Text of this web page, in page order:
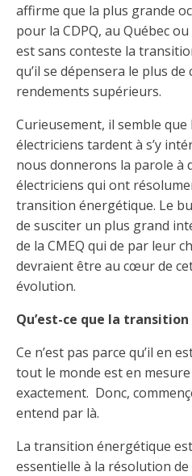
Taux horaires de
d’électricité en
Attention : Licence
Mention Mixité
Outils pratiques
Déposer une plainte
Outils contre les tactiques
Outils pour votre sécurité
Inspection des travaux
Lois et conseils
Travaux bénévoles
Inondations
Documents de référence
Identification des
d’électricité en
Tarifs et contre-tarifs
Outils pratiques
Outils et calculateurs
Petites annonces
Publications
Partenariats
Admission à la CMEQ
Ressources informationnelles
Formulaires, guides et
informatifs
Foire aux questions sur la
professionnelle
Service Démarrer une
Ce
lien
dans
nouvelle
fenêtre
Rapports et documentation
Rapports annuels de la
Lois et règlements
Logo et normes graphiques
Annonces et publications
Annonceurs (trousse
Actualités
Événements
Abonnement – E2Q,
Perfectionnement de la
Mars, mois de la formation
Logos formation continue
Formations continue obligatoire
Obligation de formation
Suivre et déclarer ses
Vidéos sur la formation
Foire aux questions
répondants
Dispensateurs de formations
Dispensateurs de
Demande de validation
affirme que la plus grande
pour la CDPQ, au Québec
est sans conteste la
qu’il se dépensera le plus de
rendements supérieurs.
Curieusement, il semble
électriciens tardent à s’y
nous donnerons la parole à
électriciens qui ont
transition énergétique. Le
de susciter un plus grand
de la CMEQ qui de par leur
devraient être au cœur de
évolution.
Qu’est-ce que la
Ce n’est pas parce qu’il en
tout le monde est en mesure
exactement. Donc,
entend par là.
La transition énergétique
essentielle à la résolution